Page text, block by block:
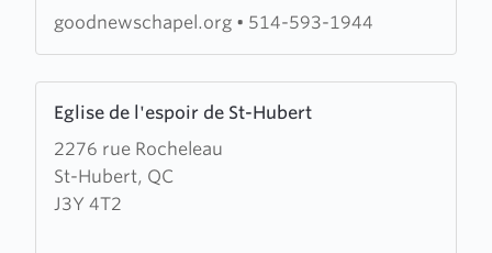
goodnewschapel.org • 514-593-1944
Eglise de l'espoir de St-Hubert
2276 rue Rocheleau
St-Hubert, QC
J3Y 4T2
more
about
Eglise
de